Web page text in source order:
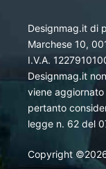
Designmag.it di
Marchese 10,
I.V.A.
Designmag.it
viene
pertanto
legge n. 62 del
Copyright